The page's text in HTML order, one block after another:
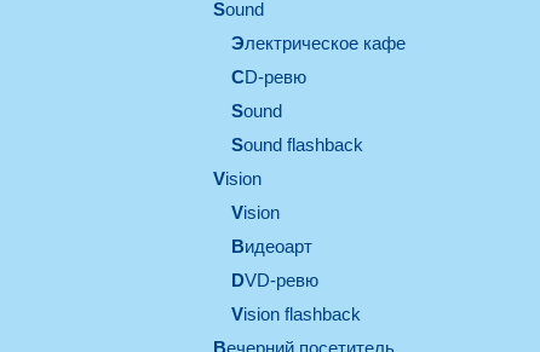
sound
электрическое кафе
CD-ревю
sound
Sound flashback
vision
vision
видеоарт
DVD-ревю
Vision flashback
вечерний посетитель